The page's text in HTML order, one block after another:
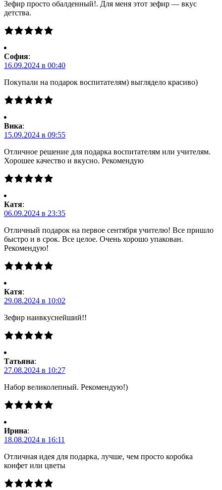
Зефир просто обалденный!. Для меня этот зефир — вкус
детства.
Cофия:
16.09.2024 в 00:40
Покупали на подарок воспитателям) выглядело красиво)
Вика:
15.09.2024 в 09:55
Отличное решение для подарка воспитателям или учителям.
Хорошее качество и вкусно. Рекомендую
Катя:
06.09.2024 в 23:35
Отличный подарок на первое сентября учителю! Все пришло
быстро и в срок. Все целое. Очень хорошо упакован.
Рекомендую!
Катя:
29.08.2024 в 10:02
Зефир наивкуснейший!!
Татьяна:
27.08.2024 в 10:27
Набор великолепный. Рекомендую!)
Ирина:
18.08.2024 в 16:11
Отличная идея для подарка, лучше, чем просто коробка
конфет или цветы